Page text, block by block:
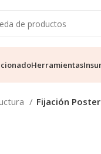
Herramientas
Fijación